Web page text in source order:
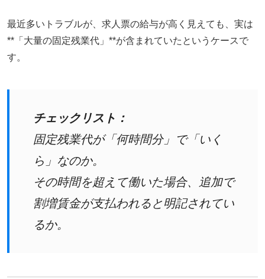
最近多いトラブルが、求人票の給与が高く見えても、実は
**「大量の固定残業代」**が含まれていたというケースで
す。
チェックリスト：
固定残業代が「何時間分」で「いく
ら」なのか。
その時間を超えて働いた場合、追加で
割増賃金が支払われると明記されてい
るか。